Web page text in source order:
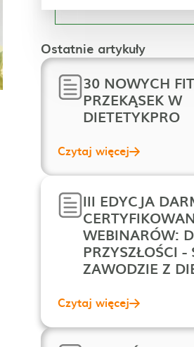
Ostatnie artykuły
30 NOWYCH FIT
PRZEKĄSEK W
DIETETYKPRO
Czytaj więcej
III EDYCJA
WEBINARÓW:
PRZYSZŁOŚCI -
ZAWODZIE Z
Czytaj więcej